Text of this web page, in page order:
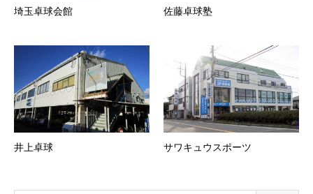
埼玉卓球会館 佐藤卓球塾
井上卓球 サワキュウスポーツ